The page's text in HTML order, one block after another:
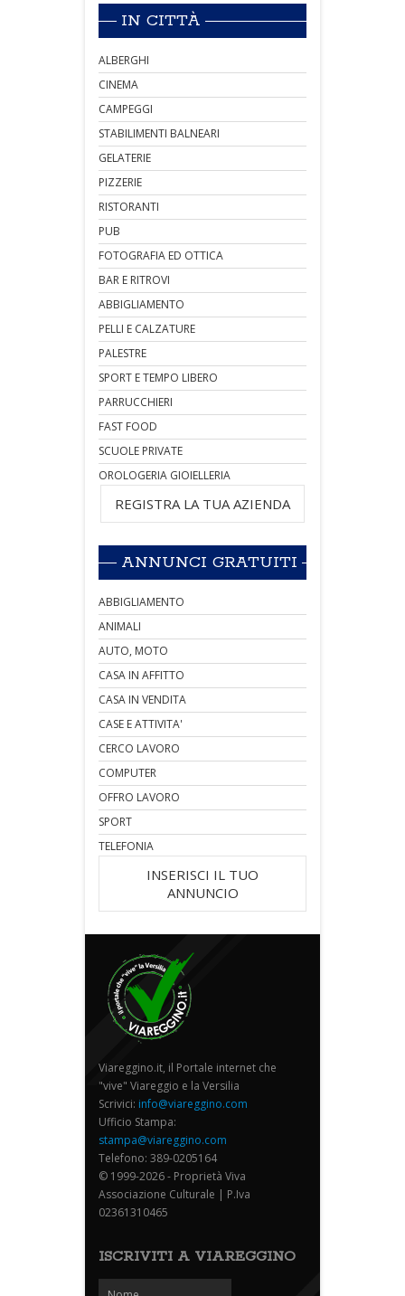
IN CITTÀ
ALBERGHI
CINEMA
CAMPEGGI
STABILIMENTI BALNEARI
GELATERIE
PIZZERIE
RISTORANTI
PUB
FOTOGRAFIA ED OTTICA
BAR E RITROVI
ABBIGLIAMENTO
PELLI E CALZATURE
PALESTRE
SPORT E TEMPO LIBERO
PARRUCCHIERI
FAST FOOD
SCUOLE PRIVATE
OROLOGERIA GIOIELLERIA
REGISTRA LA TUA AZIENDA
ANNUNCI GRATUITI
ABBIGLIAMENTO
ANIMALI
AUTO, MOTO
CASA IN AFFITTO
CASA IN VENDITA
CASE E ATTIVITA'
CERCO LAVORO
COMPUTER
OFFRO LAVORO
SPORT
TELEFONIA
INSERISCI IL TUO
ANNUNCIO
Viareggino.it, il Portale internet che
"vive" Viareggio e la Versilia
Scrivici: info@viareggino.com
Ufficio Stampa:
stampa@viareggino.com
Telefono: 389-0205164
© 1999-2026 - Proprietà Viva
Associazione Culturale | P.Iva
02361310465
ISCRIVITI A VIAREGGINO